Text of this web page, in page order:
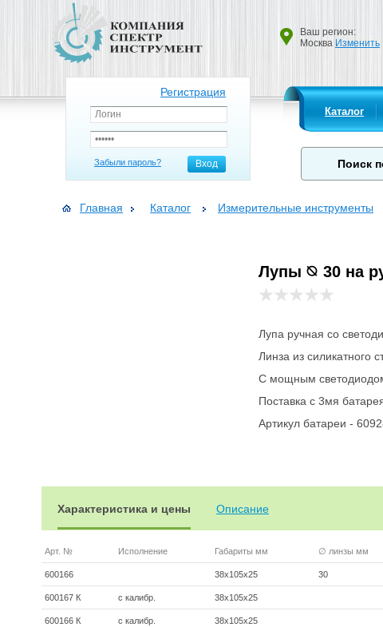
Ваш регион:
Москва Изменить
Регистрация
Забыли пароль? Вход
Каталог
Главная Каталог Измерительные инструменты
Лупы ⦰ 30 на
Лупа ручная со
Линза из силикатного
С мощным
Поставка с 3мя
Артикул батареи -
Характеристика и цены Описание
Арт. № Исполнение Габариты мм ∅ линзы мм
600166 38х105х25 30
600167 К с калибр. 38х105х25
600166 К с калибр. 38х105х25